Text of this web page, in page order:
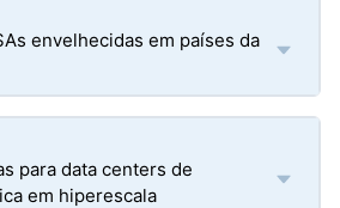
envelhecidas em países da
para data centers de
em hiperescala